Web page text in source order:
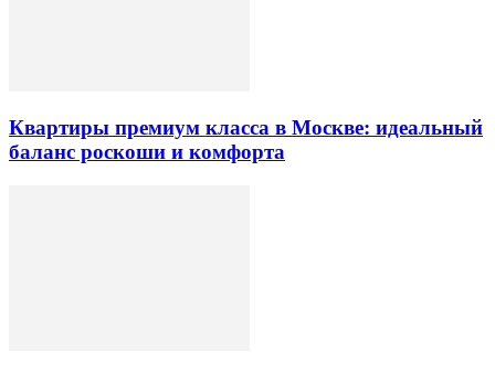
Квартиры премиум класса в Москве: идеальный
баланс роскоши и комфорта